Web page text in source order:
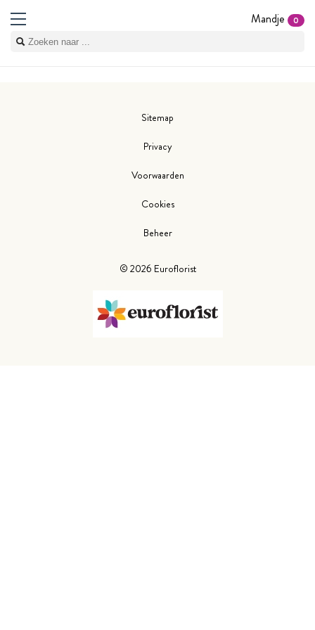
Mandje 0
© 2026 Euroflorist
Sitemap
Privacy
Voorwaarden
Cookies
Beheer